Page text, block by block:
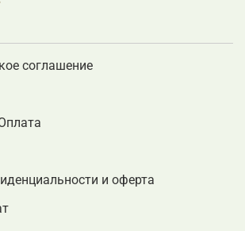
соглашение
и оферта